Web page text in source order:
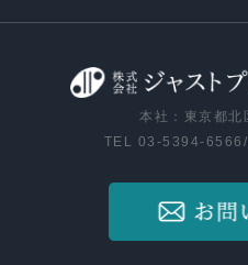
本社：東京都
TEL 03-5394-